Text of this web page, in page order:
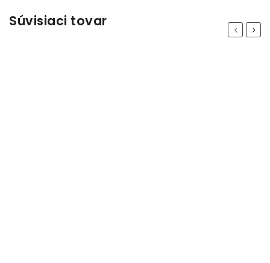
Súvisiaci tovar Previous
Next